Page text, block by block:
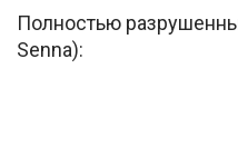
Полностью
Senna):